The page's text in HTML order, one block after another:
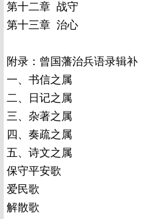
第十二章 战守
第十三章 治心
附录：曾国藩治兵语录辑补
一、书信之属
二、日记之属
三、杂著之属
四、奏疏之属
五、诗文之属
保守平安歌
爱民歌
解散歌